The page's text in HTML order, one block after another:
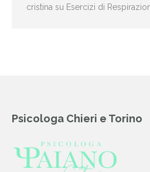
cristina su Esercizi di
Psicologa Chieri e Torino